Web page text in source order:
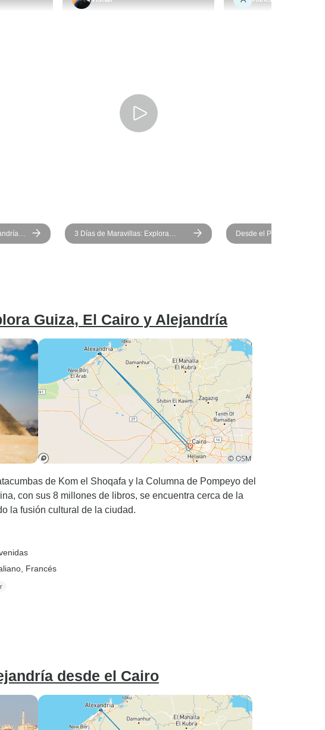
3 Días de Maravillas: Explora
Guiza, El Cairo y Alejandría
Desde el Puerto de
Visita privada a las
Guiza, El Cairo y Alejandría
de Kom el Shoqafa y la Columna de Pompeyo del
con sus 8 millones de libros, se encuentra cerca de la
la fusión cultural de la ciudad.
Francés
desde el Cairo